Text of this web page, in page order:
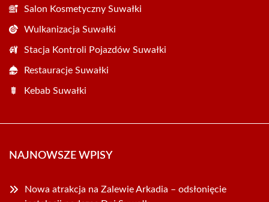
Salon Kosmetyczny Suwałki
Wulkanizacja Suwałki
Stacja Kontroli Pojazdów Suwałki
Restauracje Suwałki
Kebab Suwałki
NAJNOWSZE WPISY
Nowa atrakcja na Zalewie Arkadia – odsłonięcie